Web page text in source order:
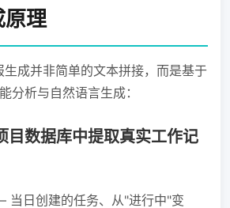
原理
成并非简单的文本拼接，而是基于
分析与自然语言生成：
目数据库中提取真实工作记
当日创建的任务、从"进行中"变